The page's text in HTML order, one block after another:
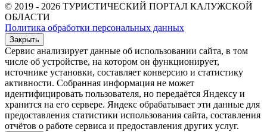
© 2019 - 2026 ТУРИСТИЧЕСКИЙ ПОРТАЛ КАЛУЖСКОЙ
ОБЛАСТИ
Политика обработки персональных данных
Закрыть
Сервис анализирует данные об использовании сайта, в том
числе об устройстве, на котором он функционирует,
источнике установки, составляет конверсию и статистику
активности. Собранная информация не может
идентифицировать пользователя, но передаётся Яндексу и
хранится на его сервере. Яндекс обрабатывает эти данные для
предоставления статистики использования сайта, составления
отчётов о работе сервиса и предоставления других услуг.